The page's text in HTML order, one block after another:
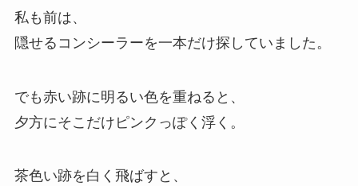
私も前は、
隠せるコンシーラーを一本だけ探していました。
でも赤い跡に明るい色を重ねると、
夕方にそこだけピンクっぽく浮く。
茶色い跡を白く飛ばすと、